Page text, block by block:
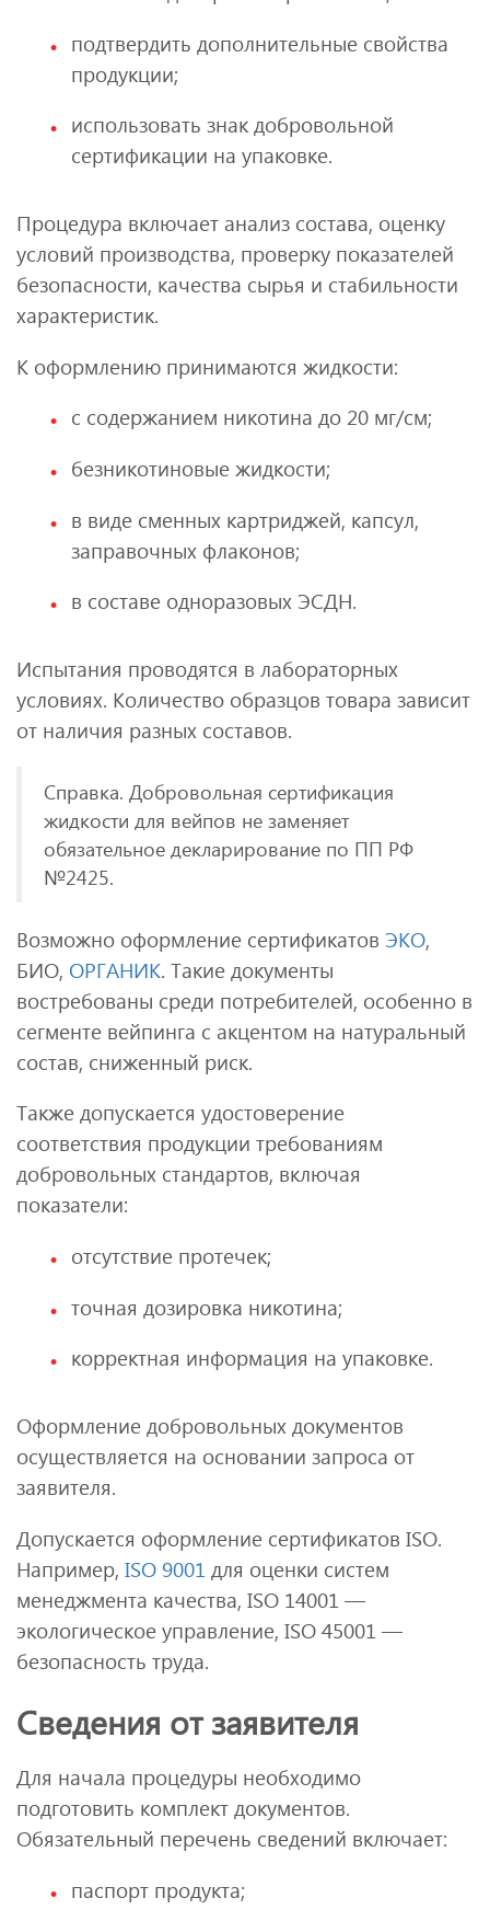
подтвердить дополнительные свойства
продукции;
использовать знак добровольной
сертификации на упаковке.
Процедура включает анализ состава, оценку
условий производства, проверку показателей
безопасности, качества сырья и стабильности
характеристик.
К оформлению принимаются жидкости:
с содержанием никотина до 20 мг/см;
безникотиновые жидкости;
в виде сменных картриджей, капсул,
заправочных флаконов;
в составе одноразовых ЭСДН.
Испытания проводятся в лабораторных
условиях. Количество образцов товара зависит
от наличия разных составов.
Справка. Добровольная сертификация
жидкости для вейпов не заменяет
обязательное декларирование по ПП РФ
№2425.
Возможно оформление сертификатов ЭКО,
БИО, ОРГАНИК. Такие документы
востребованы среди потребителей, особенно в
сегменте вейпинга с акцентом на натуральный
состав, сниженный риск.
Также допускается удостоверение
соответствия продукции требованиям
добровольных стандартов, включая
показатели:
отсутствие протечек;
точная дозировка никотина;
корректная информация на упаковке.
Оформление добровольных документов
осуществляется на основании запроса от
заявителя.
Допускается оформление сертификатов ISO.
Например, ISO 9001 для оценки систем
менеджмента качества, ISO 14001 —
экологическое управление, ISO 45001 —
безопасность труда.
Сведения от заявителя
Для начала процедуры необходимо
подготовить комплект документов.
Обязательный перечень сведений включает:
паспорт продукта;